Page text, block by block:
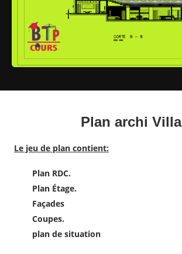
Plan archi Villa
Le jeu de plan contient:
Plan RDC.
Plan Étage.
Façades
Coupes.
plan de situation